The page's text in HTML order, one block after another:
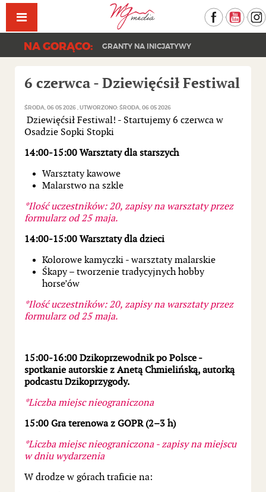
Facebook
NA GORĄCO: GRANTY NA INICJATYWY
6 czerwca - Dziewięćsił Festiwal
ŚRODA, 06 05 2026 UTWORZONO: ŚRODA, 06 05 2026
Dziewięćsił Festiwal! - Startujemy 6 czerwca w
Osadzie Sopki Stopki
14:00-15:00 Warsztaty dla starszych
Warsztaty kawowe
Malarstwo na szkle
*Ilość uczestników: 20, zapisy na warsztaty przez
formularz od 25 maja.
14:00-15:00 Warsztaty dla dzieci
Kolorowe kamyczki - warsztaty malarskie
Śkapy – tworzenie tradycyjnych hobby
horse’ów
*Ilość uczestników: 20, zapisy na warsztaty przez
formularz od 25 maja.
15:00-16:00 Dzikoprzewodnik po Polsce -
spotkanie autorskie z Anetą Chmielińską, autorką
podcastu Dzikoprzygody.
*Liczba miejsc nieograniczona
15:00 Gra terenowa z GOPR (2–3 h)
*Liczba miejsc nieograniczona - zapisy na miejscu
w dniu wydarzenia
W drodze w górach traficie na: